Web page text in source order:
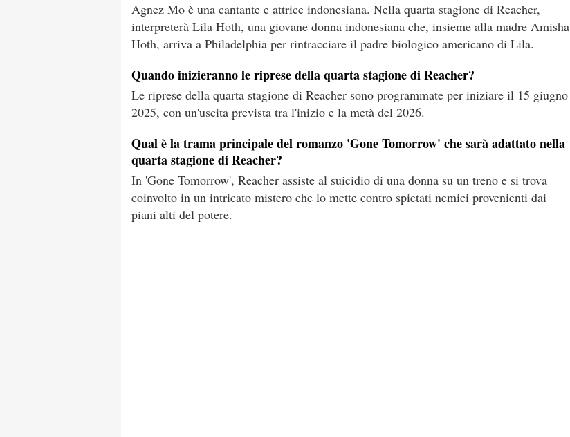
Agnez Mo è una cantante e attrice indonesiana. Nella quarta stagione di Reacher,
interpreterà Lila Hoth, una giovane donna indonesiana che, insieme alla madre Amisha
Hoth, arriva a Philadelphia per rintracciare il padre biologico americano di Lila.
Quando inizieranno le riprese della quarta stagione di Reacher?
Le riprese della quarta stagione di Reacher sono programmate per iniziare il 15 giugno
2025, con un'uscita prevista tra l'inizio e la metà del 2026.
Qual è la trama principale del romanzo 'Gone Tomorrow' che sarà adattato nella
quarta stagione di Reacher?
In 'Gone Tomorrow', Reacher assiste al suicidio di una donna su un treno e si trova
coinvolto in un intricato mistero che lo mette contro spietati nemici provenienti dai
piani alti del potere.